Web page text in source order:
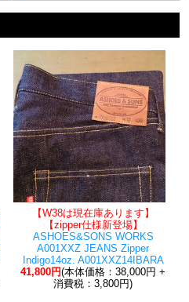
【W38は現在庫あります】
【zipper仕様新登場】
ASHOES&SONS WORKS
A001XXZ JEANS Zipper
Indigo14oz. A001XXZ14IBARA
41,800円(本体価格：38,000円 +
消費税：3,800円)